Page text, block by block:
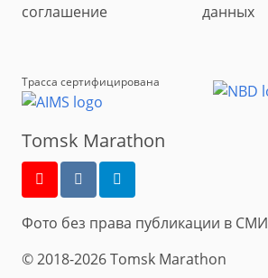
соглашение
данных
Трасса сертифицирована
Tomsk Marathon
Фото без права публикации в СМИ
© 2018-2026 Tomsk Marathon